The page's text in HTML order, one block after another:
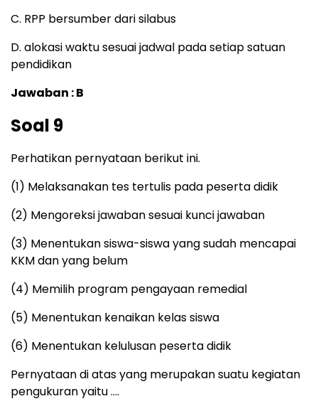
C. RPP bersumber dari silabus
D. alokasi waktu sesuai jadwal pada setiap satuan
pendidikan
Jawaban : B
Soal 9
Perhatikan pernyataan berikut ini.
(1) Melaksanakan tes tertulis pada peserta didik
(2) Mengoreksi jawaban sesuai kunci jawaban
(3) Menentukan siswa-siswa yang sudah mencapai
KKM dan yang belum
(4) Memilih program pengayaan remedial
(5) Menentukan kenaikan kelas siswa
(6) Menentukan kelulusan peserta didik
Pernyataan di atas yang merupakan suatu kegiatan
pengukuran yaitu ….